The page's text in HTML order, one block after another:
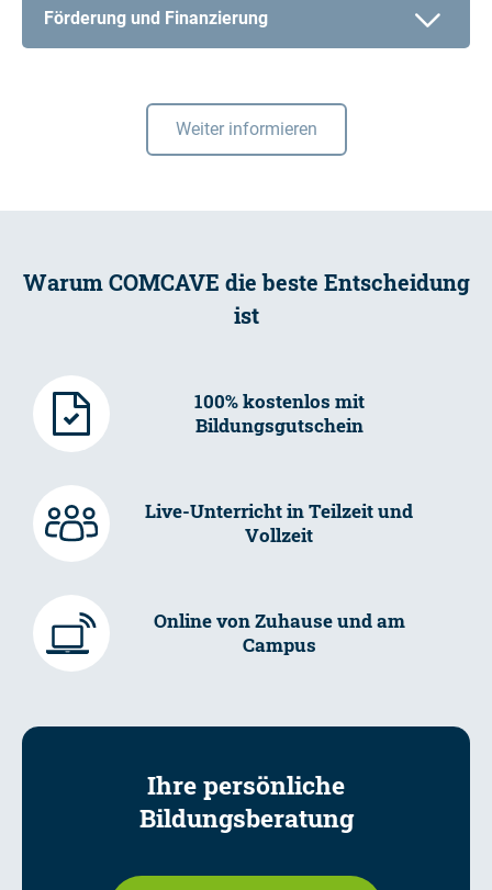
Förderung und Finanzierung
Weiter informieren
Warum COMCAVE die beste Entscheidung
ist
100% kostenlos mit
Bildungsgutschein
Live-Unterricht in Teilzeit und
Vollzeit
Online von Zuhause und am
Campus
Ihre persönliche
Bildungsberatung